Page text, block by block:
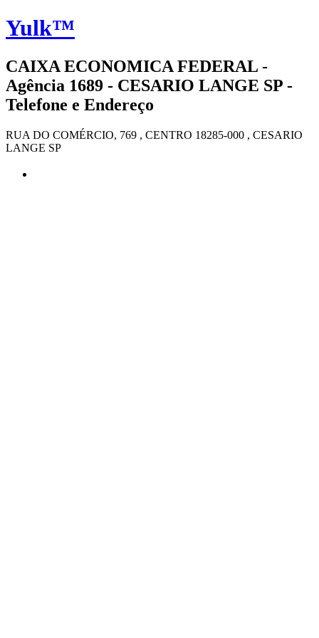
Yulk™
CAIXA ECONOMICA FEDERAL -
Agência 1689 - CESARIO LANGE SP -
Telefone e Endereço
RUA DO COMÉRCIO, 769 , CENTRO 18285-000 , CESARIO
LANGE SP